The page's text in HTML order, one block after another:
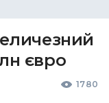
євро
1780